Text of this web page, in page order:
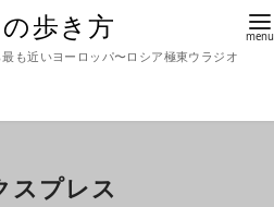
歩き方
も近いヨーロッパ〜ロシア極東ウラジオ
スプレス